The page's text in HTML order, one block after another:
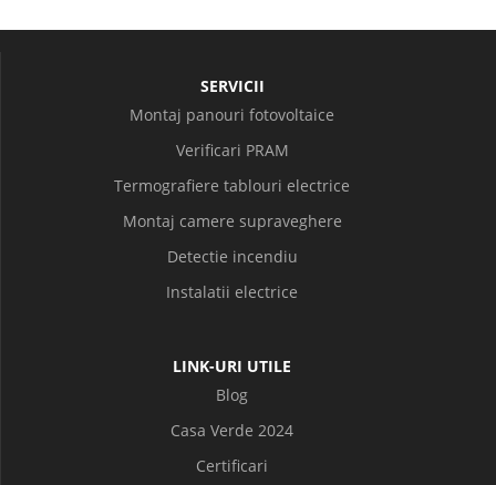
SERVICII
Montaj panouri fotovoltaice
Verificari PRAM
Termografiere tablouri electrice
Montaj camere supraveghere
Detectie incendiu
Instalatii electrice
LINK-URI UTILE
Blog
Casa Verde 2024
Certificari